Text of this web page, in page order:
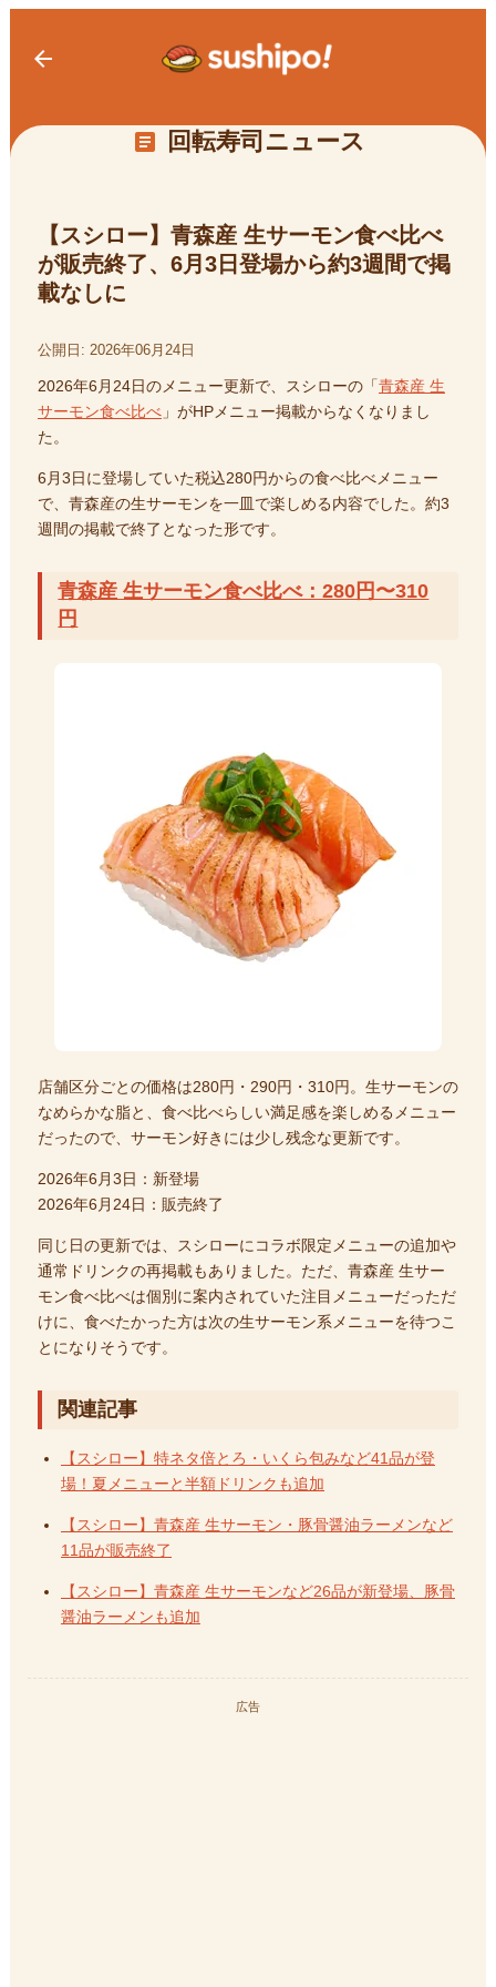
arrow_back
article 回転寿司ニュース
【スシロー】青森産 生サーモン食べ比べ
が販売終了、6月3日登場から約3週間で掲
載なしに
公開日: 2026年06月24日
2026年6月24日のメニュー更新で、スシローの「青森産 生
サーモン食べ比べ 」がHPメニュー掲載からなくなりまし
た。
6月3日に登場していた税込280円からの食べ比べメニュー
で、青森産の生サーモンを一皿で楽しめる内容でした。約3
週間の掲載で終了となった形です。
青森産 生サーモン食べ比べ：280円〜310
円
店舗区分ごとの価格は280円・290円・310円。生サーモンの
なめらかな脂と、食べ比べらしい満足感を楽しめるメニュー
だったので、サーモン好きには少し残念な更新です。
2026年6月3日：新登場
2026年6月24日：販売終了
同じ日の更新では、スシローにコラボ限定メニューの追加や
通常ドリンクの再掲載もありました。ただ、青森産 生サー
モン食べ比べは個別に案内されていた注目メニューだっただ
けに、食べたかった方は次の生サーモン系メニューを待つこ
とになりそうです。
関連記事
【スシロー】特ネタ倍とろ・いくら包みなど41品が登
場！夏メニューと半額ドリンクも追加
【スシロー】青森産 生サーモン・豚骨醤油ラーメンなど
11品が販売終了
【スシロー】青森産 生サーモンなど26品が新登場、豚骨
醤油ラーメンも追加
広告